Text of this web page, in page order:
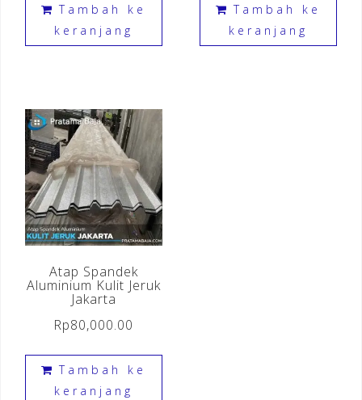
Tambah ke
keranjang
Tambah ke
keranjang
Atap Spandek
Aluminium Kulit Jeruk
Jakarta
Rp80,000.00
Tambah ke
keranjang